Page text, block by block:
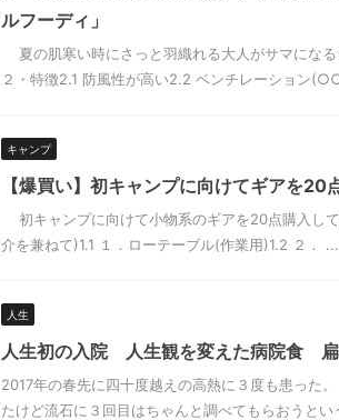
ルフーディ」
夏の肌寒い時にさっと羽織れる大人がサマにな
２・特徴2.1 防風性が高い2.2 ベンチレーション
キャンプ
【爆買い】初キャンプに向けてギアを20
初キャンプに向けて小物系のギアを20点購入
介を兼ねて)1.1 １．ローテーブル(作業用)1.2 ２． ...
人生
人生初の入院 人生観を変えた病院食
2017年の春先に四十度越えの高熱に３度も患った
たけど流石に３回目はちゃんと調べてもらおうと